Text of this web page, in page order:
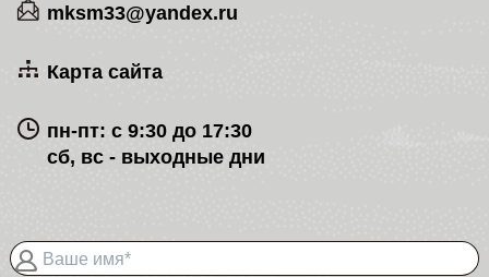
mksm33@yandex.ru
Карта сайта
пн-пт: с 9:30 до 17:30
сб, вс - выходные дни
Ваше имя*